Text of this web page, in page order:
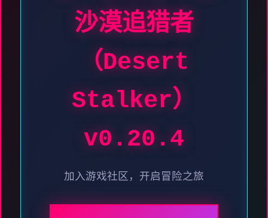
沙漠追猎者
（Desert
Stalker）
v0.20.4
加入游戏社区，开启冒险之旅